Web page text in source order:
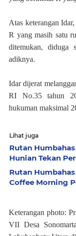
Atas keterangan
R yang masih satu
ditemukan, diduga
adiknya.
Idar dijerat
RI No.35 tahun
hukuman maksimal
Lihat juga
Rutan
Hunian Tekan
Rutan
Coffee Morning
Keterangan photo:
VII Desa